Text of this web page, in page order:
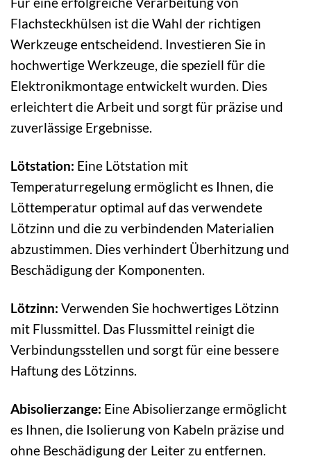
Flachsteckhülsen ist die Wahl der richtigen
Werkzeuge entscheidend. Investieren Sie in
hochwertige Werkzeuge, die speziell für die
Elektronikmontage entwickelt wurden. Dies
erleichtert die Arbeit und sorgt für präzise und
zuverlässige Ergebnisse.
Lötstation: Eine Lötstation mit
Temperaturregelung ermöglicht es Ihnen, die
Löttemperatur optimal auf das verwendete
Lötzinn und die zu verbindenden Materialien
abzustimmen. Dies verhindert Überhitzung und
Beschädigung der Komponenten.
Lötzinn: Verwenden Sie hochwertiges Lötzinn
mit Flussmittel. Das Flussmittel reinigt die
Verbindungsstellen und sorgt für eine bessere
Haftung des Lötzinns.
Abisolierzange: Eine Abisolierzange ermöglicht
es Ihnen, die Isolierung von Kabeln präzise und
ohne Beschädigung der Leiter zu entfernen.